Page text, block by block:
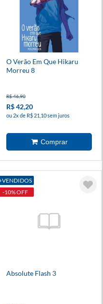
O Verão Em Que Hikaru
Morreu 8
R$ 46,90
R$ 42,20
ou 2x de R$ 21,10 sem juros
-10% OFF
Absolute Flash 3